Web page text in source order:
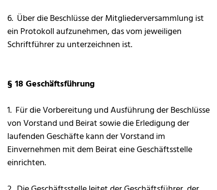
6. Über die Beschlüsse der Mitgliederversammlung ist
ein Protokoll aufzunehmen, das vom jeweiligen
Schriftführer zu unterzeichnen ist.
§ 18 Geschäftsführung
1. Für die Vorbereitung und Ausführung der Beschlüsse
von Vorstand und Beirat sowie die Erledigung der
laufenden Geschäfte kann der Vorstand im
Einvernehmen mit dem Beirat eine Geschäftsstelle
einrichten.